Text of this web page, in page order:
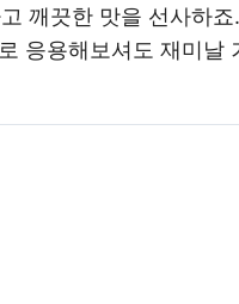
깨끗한 맛을 선사하
응용해보셔도 재미날